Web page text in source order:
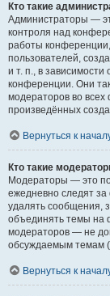
Кто такие
Администраторы —
контроля над
работы
пользователей,
и т. п., в
конференции. Они
модераторов во всех
произведённых
Вернуться к
Кто такие
Модераторы — это
ежедневно следят
удалять сообщения,
объединять темы на
модераторов — не
обсуждаемым темам
Вернуться к